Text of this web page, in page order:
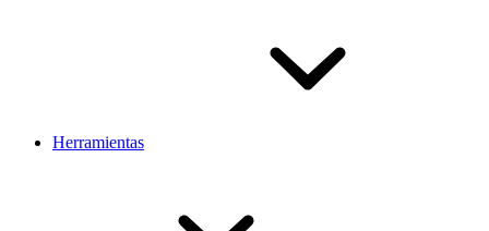
Herramientas